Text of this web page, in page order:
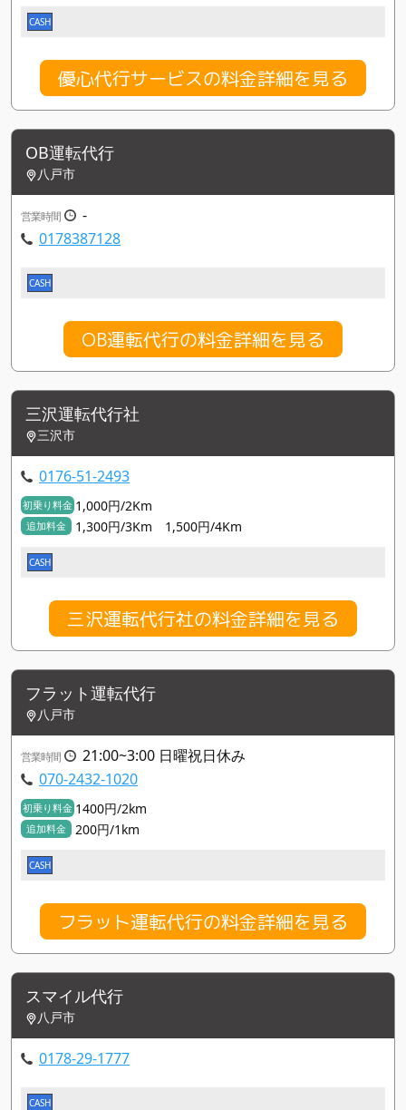
CASH
優心代行サービスの料金詳細を見る
OB運転代行
八戸市
営業時間
-
0178387128
CASH
OB運転代行の料金詳細を見る
三沢運転代行社
三沢市
0176-51-2493
初乗り料金 1,000円/2Km
追加料金 1,300円/3Km 1,500円/4Km
CASH
三沢運転代行社の料金詳細を見る
フラット運転代行
八戸市
営業時間
21:00~3:00 日曜祝日休み
070-2432-1020
初乗り料金 1400円/2km
追加料金 200円/1km
CASH
フラット運転代行の料金詳細を見る
スマイル代行
八戸市
0178-29-1777
CASH